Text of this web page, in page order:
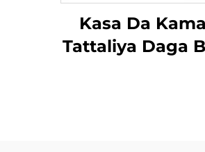
Kasa Da
Tattaliya Daga